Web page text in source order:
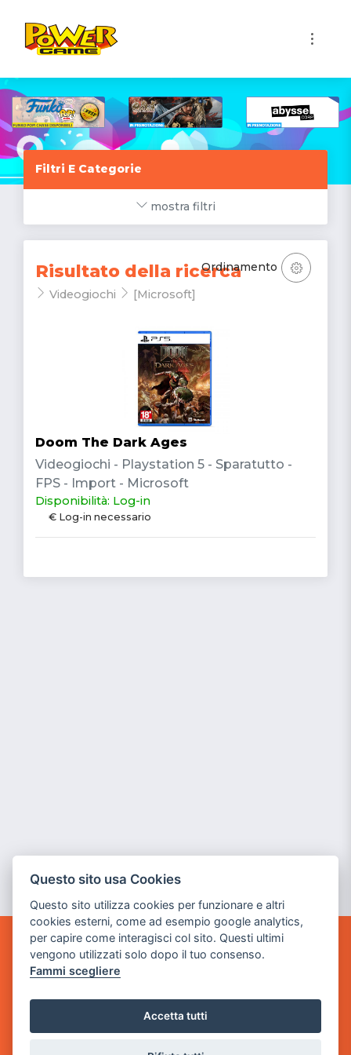
Filtri E Categorie
mostra filtri
Risultato della ricerca
Videogiochi [Microsoft]
Ordinamento
Doom The Dark Ages
Videogiochi - Playstation 5 - Sparatutto -
FPS - Import - Microsoft
Disponibilità: Log-in
€ Log-in necessario
POWER GAME SRL
- 25014 Castenedolo, Brescia
Questo sito usa Cookies
Questo sito utilizza cookies per funzionare e altri
cookies esterni, come ad esempio google analytics,
per capire come interagisci col sito. Questi ultimi
vengono utilizzati solo dopo il tuo consenso.
Fammi scegliere
Accetta tutti